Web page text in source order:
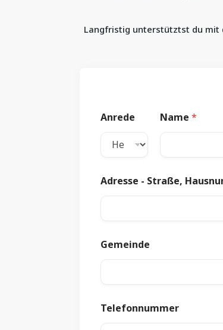
Langfristig unterstütztst du mit
Anrede Name*
Adresse - Straße,
Gemeinde
Telefonnummer